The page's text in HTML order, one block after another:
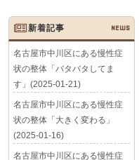
新着記事 NEWS
名古屋市中川区にある慢性症
状の整体「バタバタしてま
す」(2025-01-21)
名古屋市中川区にある慢性症
状の整体「大きく変わる」
(2025-01-16)
名古屋市中川区にある慢性症